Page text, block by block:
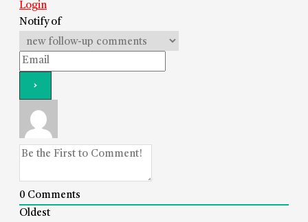
Login
Notify of
0 Comments
Oldest